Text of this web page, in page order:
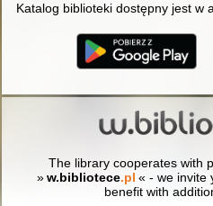
Katalog biblioteki dostępny jest w
The library cooperates with
»w.bibliotece.pl « - we invite
benefit with